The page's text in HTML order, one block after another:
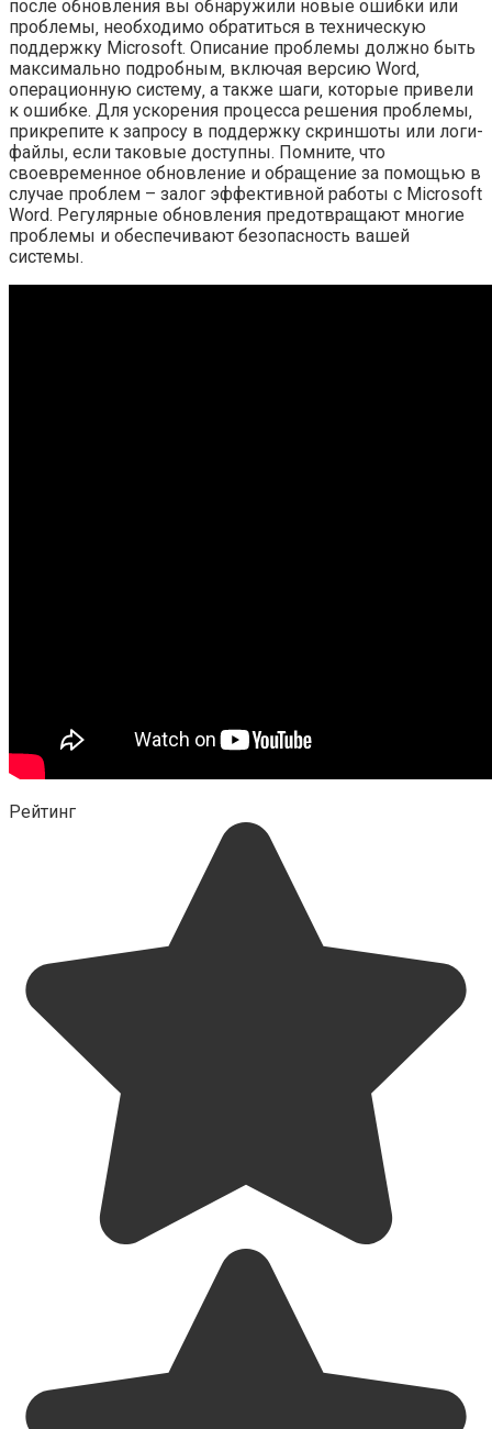
после обновления вы обнаружили новые ошибки или
проблемы‚ необходимо обратиться в техническую
поддержку Microsoft. Описание проблемы должно быть
максимально подробным‚ включая версию Word‚
операционную систему‚ а также шаги‚ которые привели
к ошибке. Для ускорения процесса решения проблемы‚
прикрепите к запросу в поддержку скриншоты или логи-
файлы‚ если таковые доступны. Помните‚ что
своевременное обновление и обращение за помощью в
случае проблем – залог эффективной работы с Microsoft
Word. Регулярные обновления предотвращают многие
проблемы и обеспечивают безопасность вашей
системы.
Рейтинг